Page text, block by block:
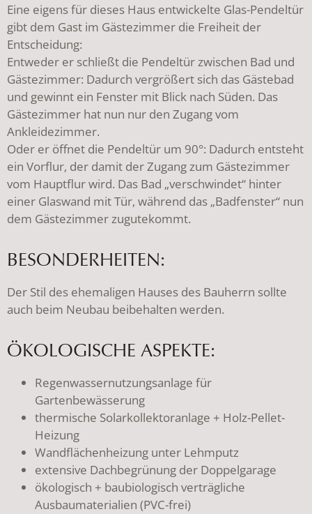
Eine eigens für dieses Haus entwickelte Glas-Pendeltür
gibt dem Gast im Gästezimmer die Freiheit der
Entscheidung:
Entweder er schließt die Pendeltür zwischen Bad und
Gästezimmer: Dadurch vergrößert sich das Gästebad
und gewinnt ein Fenster mit Blick nach Süden. Das
Gästezimmer hat nun nur den Zugang vom
Ankleidezimmer.
Oder er öffnet die Pendeltür um 90°: Dadurch entsteht
ein Vorflur, der damit der Zugang zum Gästezimmer
vom Hauptflur wird. Das Bad „verschwindet“ hinter
einer Glaswand mit Tür, während das „Badfenster“ nun
dem Gästezimmer zugutekommt.
BESONDERHEITEN:
Der Stil des ehemaligen Hauses des Bauherrn sollte
auch beim Neubau beibehalten werden.
ÖKOLOGISCHE ASPEKTE:
Regenwassernutzungsanlage für
Gartenbewässerung
thermische Solarkollektoranlage + Holz-Pellet-
Heizung
Wandflächenheizung unter Lehmputz
extensive Dachbegrünung der Doppelgarage
ökologisch + baubiologisch verträgliche
Ausbaumaterialien (PVC-frei)